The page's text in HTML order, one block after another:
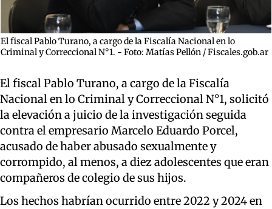
El fiscal Pablo Turano, a cargo de la Fiscalía Nacional en lo
Criminal y Correccional N°1. - Foto: Matías Pellón / Fiscales.gob.ar
El fiscal Pablo Turano, a cargo de la Fiscalía
Nacional en lo Criminal y Correccional N°1, solicitó
la elevación a juicio de la investigación seguida
contra el empresario Marcelo Eduardo Porcel,
acusado de haber abusado sexualmente y
corrompido, al menos, a diez adolescentes que eran
compañeros de colegio de sus hijos.
Los hechos habrían ocurrido entre 2022 y 2024 en